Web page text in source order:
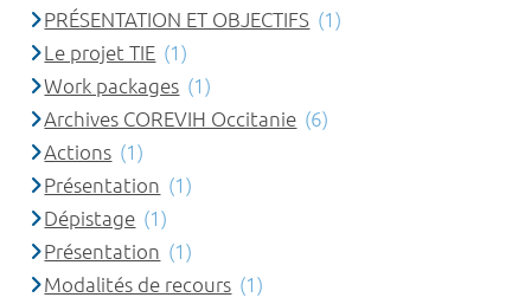
PRÉSENTATION ET OBJECTIFS (1)
Le projet TIE (1)
Work packages (1)
Archives COREVIH Occitanie (6)
Actions (1)
Présentation (1)
Dépistage (1)
Présentation (1)
Modalités de recours (1)